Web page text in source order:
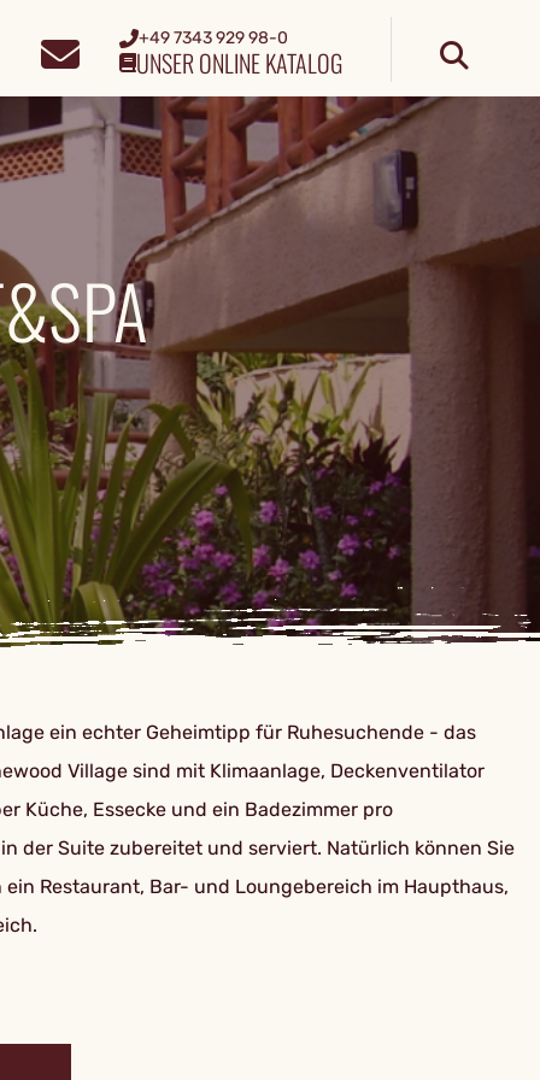
+49 7343 929 98-0
UNSER ONLINE KATALOG
ein echter Geheimtipp für Ruhesuchende - das
Village sind mit Klimaanlage, Deckenventilator
Küche, Essecke und ein Badezimmer pro
der Suite zubereitet und serviert. Natürlich können Sie
Restaurant, Bar- und Loungebereich im Haupthaus,